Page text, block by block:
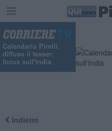
Calendario Pirelli,
diffuso il teaser:
focus sull'India
Indietro